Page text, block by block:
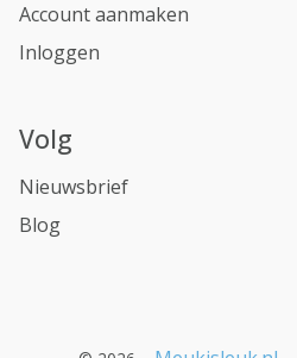
Account aanmaken
Inloggen
Volg
Nieuwsbrief
Blog